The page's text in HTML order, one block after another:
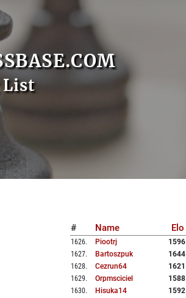
List
# Name Elo
1626. Piootrj 1596
1627. Bartoszpuk 1644
1628. Cezrun64 1621
1629. Orpmsciciel 1588
1630. Hisuka14 1592